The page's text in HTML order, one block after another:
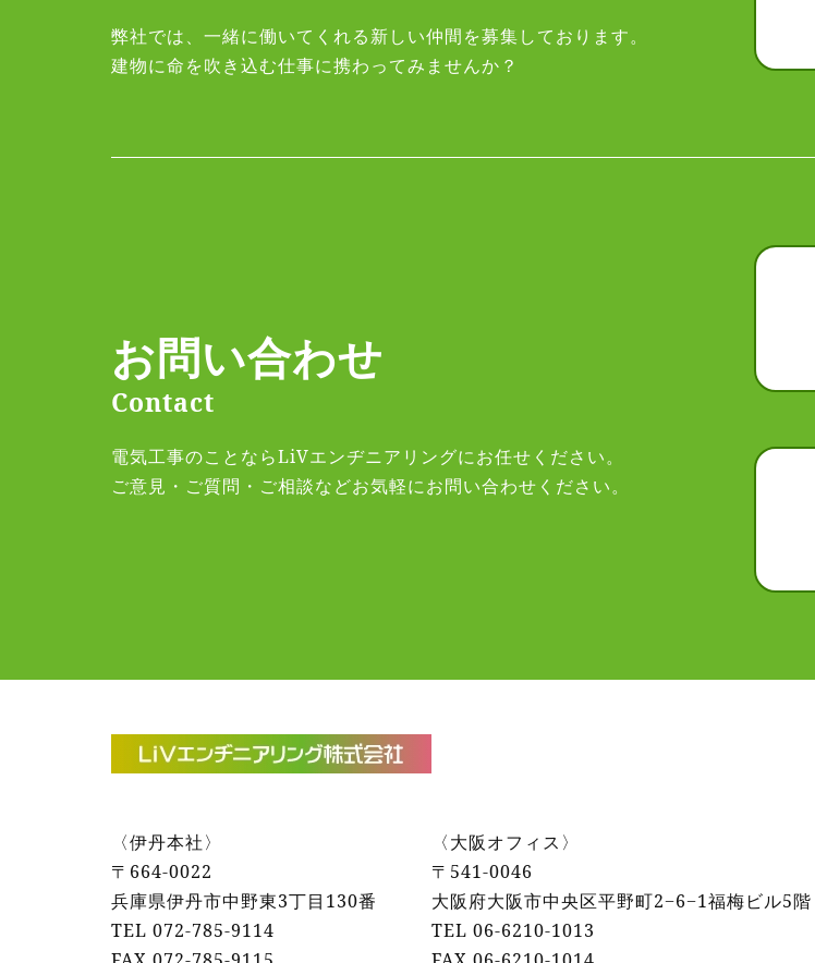
弊社では、一緒に働いてくれる新しい仲間を募集しております。
建物に命を吹き込む仕事に携わってみませんか？
お問い合わせ
Contact
電気工事のことならLiVエンヂニアリングにお任せください。
ご意見・ご質問・ご相談などお気軽にお問い合わせください。
〈伊丹本社〉
〒664-0022
兵庫県伊丹市中野東3丁目130番
TEL 072-785-9114
〈大阪オフィス〉
〒541-0046
大阪府大阪市中央区平野町2−6−1福梅ビル5階
TEL 06-6210-1013